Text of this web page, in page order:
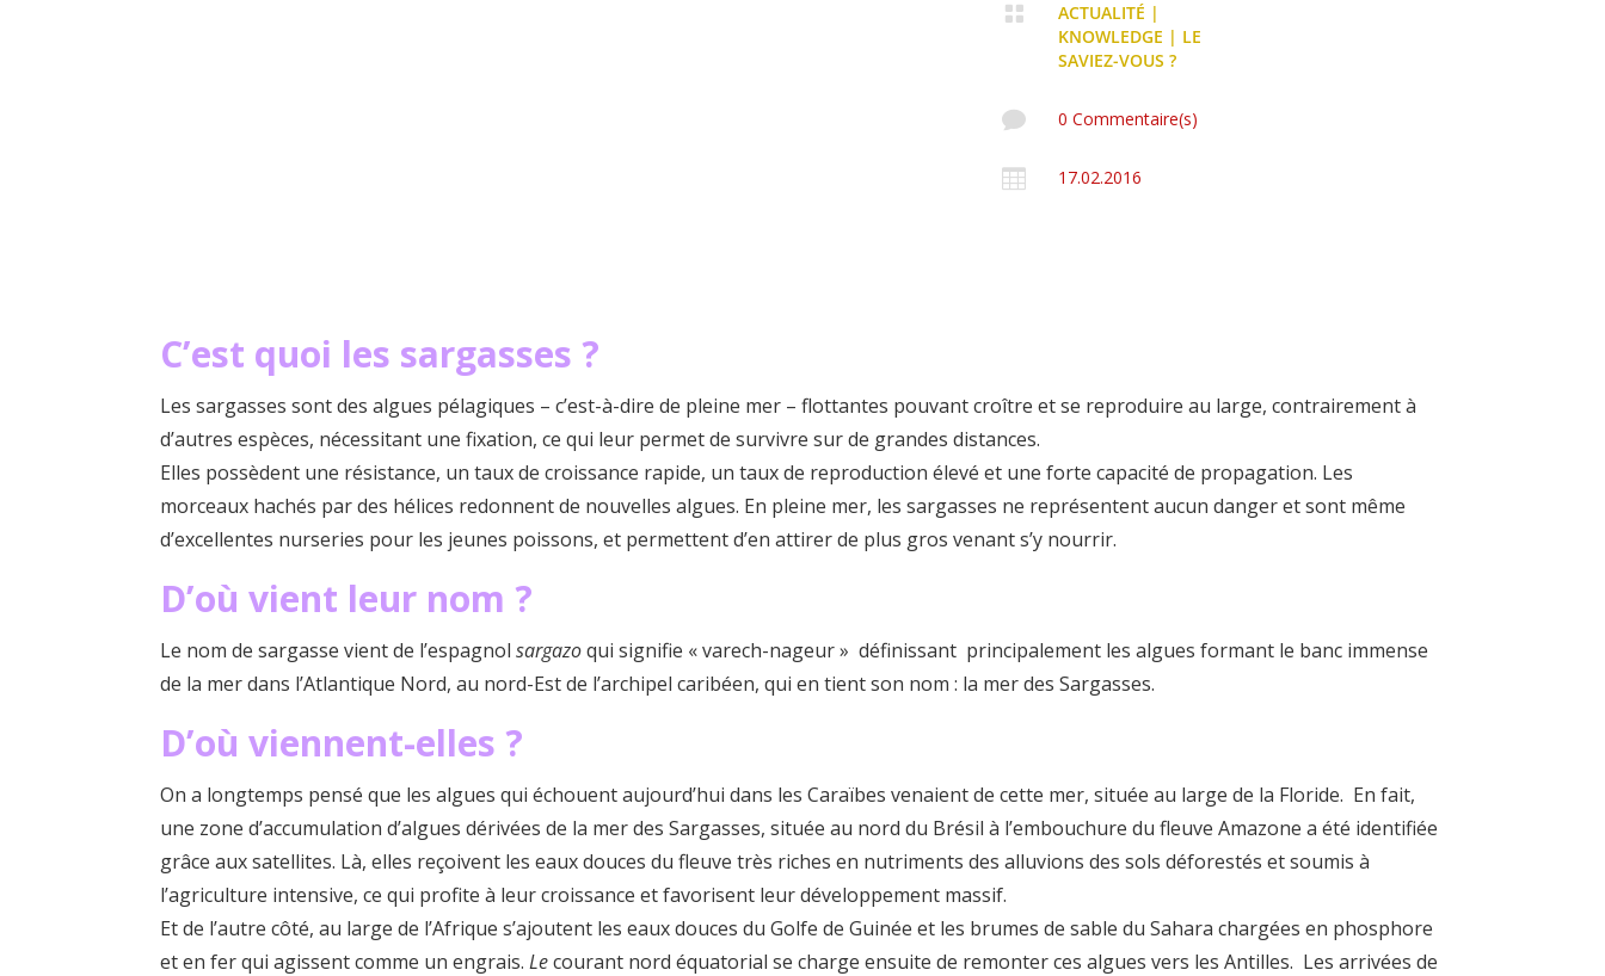
 ACTUALITÉ |
KNOWLEDGE | LE
SAVIEZ-VOUS ?
 0 Commentaire(s)
 17.02.2016
C’est quoi les sargasses ?
Les sargasses sont des algues pélagiques – c’est-à-dire de pleine mer – flottantes pouvant croître et se reproduire au large, contrairement à
d’autres espèces, nécessitant une fixation, ce qui leur permet de survivre sur de grandes distances.
Elles possèdent une résistance, un taux de croissance rapide, un taux de reproduction élevé et une forte capacité de propagation. Les
morceaux hachés par des hélices redonnent de nouvelles algues. En pleine mer, les sargasses ne représentent aucun danger et sont même
d’excellentes nurseries pour les jeunes poissons, et permettent d’en attirer de plus gros venant s’y nourrir.
D’où vient leur nom ?
Le nom de sargasse vient de l’espagnolsargazoqui signifie « varech-nageur » définissant principalement les algues formant le banc immense
de la mer dans l’Atlantique Nord, au nord-Est de l’archipel caribéen, qui en tient son nom : la mer des Sargasses.
D’où viennent-elles ?
On a longtemps pensé que les algues qui échouent aujourd’hui dans les Caraïbes venaient de cette mer, située au large de la Floride. En fait,
une zone d’accumulation d’algues dérivées de la mer des Sargasses, située au nord du Brésil à l’embouchure du fleuve Amazone a été identifiée
grâce aux satellites. Là, elles reçoivent les eaux douces du fleuve très riches en nutriments des alluvions des sols déforestés et soumis à
l’agriculture intensive, ce qui profite à leur croissance et favorisent leur développement massif.
Et de l’autre côté, au large de l’Afrique s’ajoutent les eaux douces du Golfe de Guinée et les brumes de sable du Sahara chargées en phosphore
et en fer qui agissent comme un engrais.Lecourant nord équatorial se charge ensuite de remonter ces algues vers les Antilles. Les arrivées de